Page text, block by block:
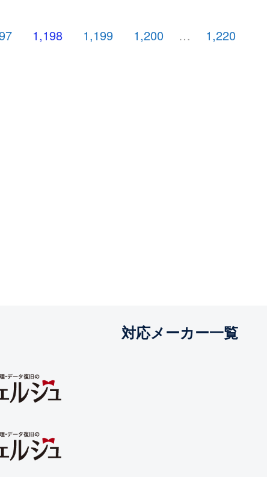
1,198 1,199 1,200 … 1,220
対応メーカー一覧